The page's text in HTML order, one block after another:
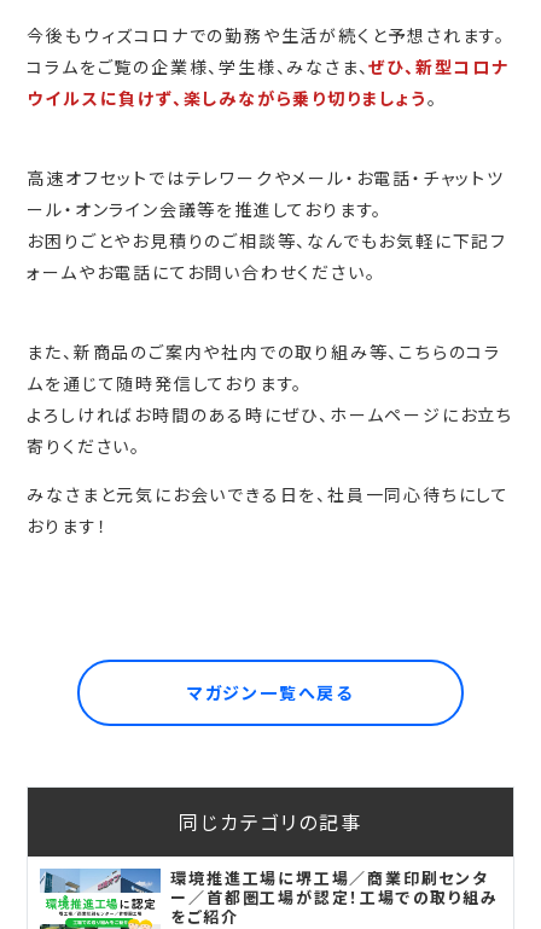
今後もウィズコロナでの勤務や生活が続くと予想されます。
コラムをご覧の企業様、学生様、みなさま、ぜひ、新型コロナ
ウイルスに負けず、楽しみながら乗り切りましょう。
高速オフセットではテレワークやメール・お電話・チャットツ
ール・オンライン会議等を推進しております。
お困りごとやお見積りのご相談等、なんでもお気軽に下記フ
ォームやお電話にてお問い合わせください。
また、新商品のご案内や社内での取り組み等、こちらのコラ
ムを通じて随時発信しております。
よろしければお時間のある時にぜひ、ホームページにお立ち
寄りください。
みなさまと元気にお会いできる日を、社員一同心待ちにして
おります！
同じカテゴリの記事
環境推進工場に堺工場／商業印刷センタ
ー／首都圏工場が認定！工場での取り組み
をご紹介
マガジン一覧へ戻る